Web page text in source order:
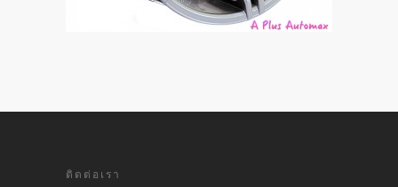
ติดต่อเรา